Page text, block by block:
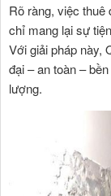
Rõ ràng, việc
chỉ mang lại sự
Với giải pháp này,
đại – an toàn –
lượng.